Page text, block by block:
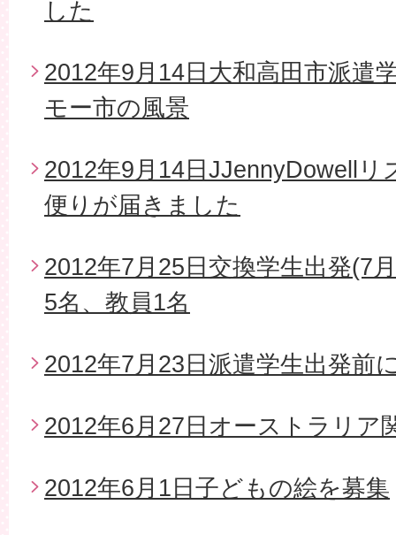
した
2012年9月14日大和高田市派遣
モー市の風景
2012年9月14日JJennyDowellリ
便りが届きました
2012年7月25日交換学生出発(7
5名、教員1名
2012年7月23日派遣学生出発前
2012年6月27日オーストラリア
2012年6月1日子どもの絵を募集